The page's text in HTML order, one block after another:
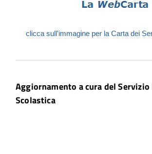
clicca sull'immagine per la Carta dei
Aggiornamento a cura del
Scolastica